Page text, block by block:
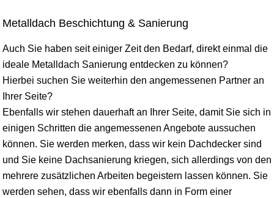
Metalldach Beschichtung & Sanierung
Auch Sie haben seit einiger Zeit den Bedarf, direkt einmal die
ideale Metalldach Sanierung entdecken zu können?
Hierbei suchen Sie weiterhin den angemessenen Partner an
Ihrer Seite?
Ebenfalls wir stehen dauerhaft an Ihrer Seite, damit Sie sich in
einigen Schritten die angemessenen Angebote aussuchen
können. Sie werden merken, dass wir kein Dachdecker sind
und Sie keine Dachsanierung kriegen, sich allerdings von den
mehrere zusätzlichen Arbeiten begeistern lassen können. Sie
werden sehen, dass wir ebenfalls dann in Form einer